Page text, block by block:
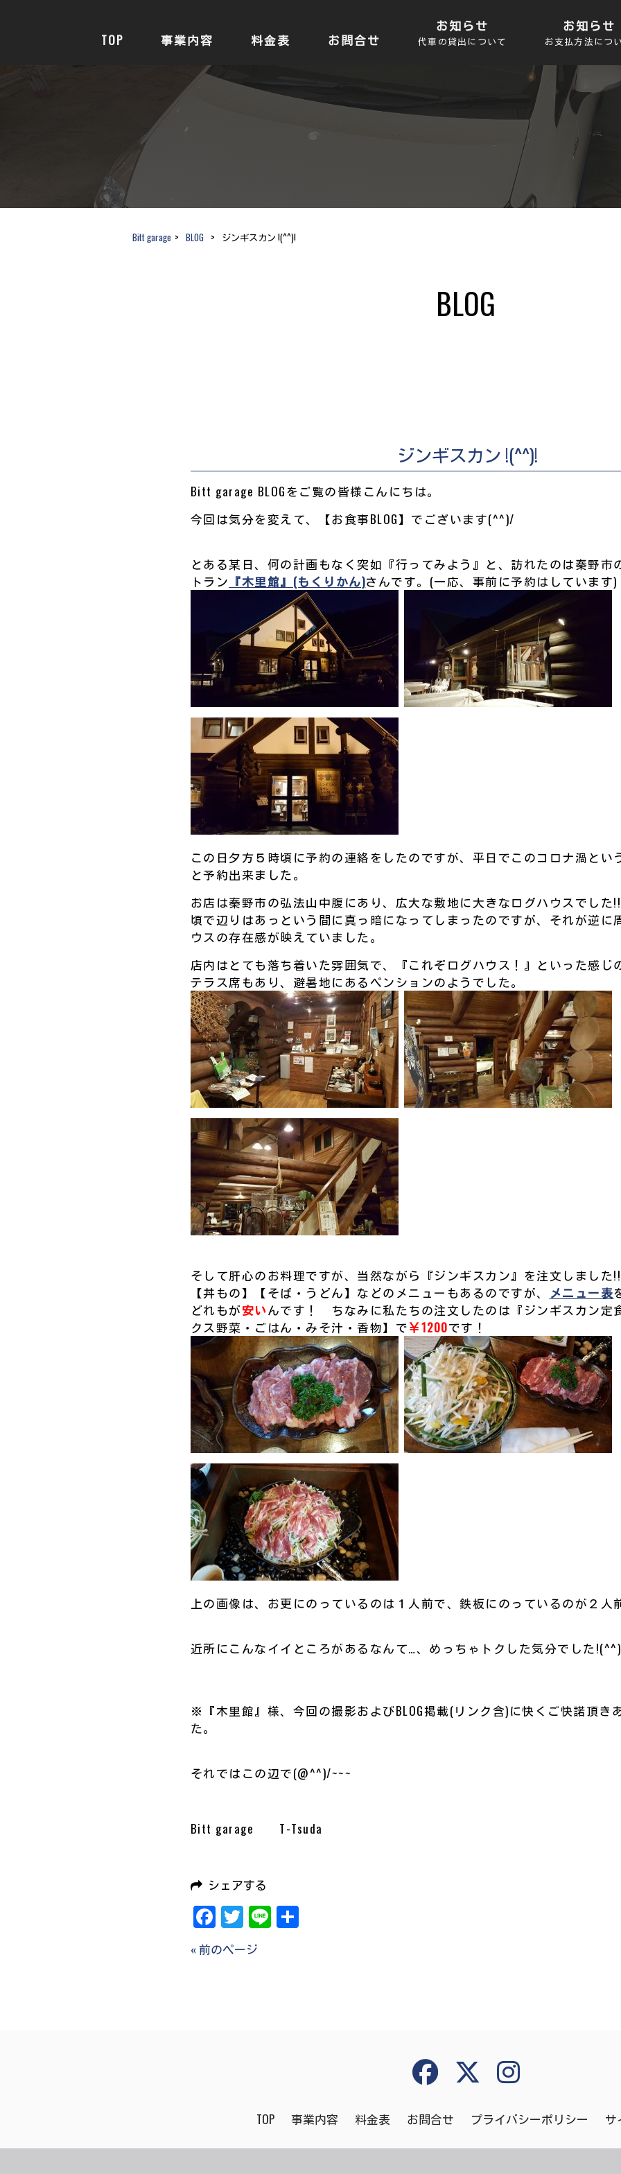
TOP 事業内容 料金表 お問合せ
お知らせ
代車の貸出について
お知らせ
お支払方法につ
Bitt garage > BLOG > ジンギスカン !(^^)!
BLOG
ジンギスカン !(^^)!
Bitt garage BLOGをご覧の皆様こんにちは。
今回は気分を変えて、【お食事BLOG】でございます(^^)/
とある某日、何の計画もなく突如『行ってみよう』と、訪れたのは秦野市
トラン 『木里館』(もくりかん)さんです。(一応、事前に予約はしています)
この日夕方５時頃に予約の連絡をしたのですが、平日でこのコロナ渦とい
と予約出来ました。
お店は秦野市の弘法山中腹にあり、広大な敷地に大きなログハウスでし
頃で辺りはあっという間に真っ暗になってしまったのですが、それが逆に
ウスの存在感が映えていました。
店内はとても落ち着いた雰囲気で、『これぞログハウス！』といった感じ
テラス席もあり、避暑地にあるペンションのようでした。
そして肝心のお料理ですが、当然ながら『ジンギスカン』を注文しました
【丼もの】【そば・うどん】などのメニューもあるのですが、 メニュー表
どれもが安いんです！ ちなみに私たちの注文したのは『ジンギスカン定
クス野菜・ごはん・みそ汁・香物】で￥1200です！
上の画像は、お更にのっているのは１人前で、鉄板にのっているのが２人
近所にこんなイイところがあるなんて…、めっちゃトクした気分でした
※『木里館』様、今回の撮影およびBLOG掲載(リンク含)に快くご快諾頂き
た。
それではこの辺で(@^^)/~~~
Bitt garage T-Tsuda
シェアする
Facebook
Twitter
Line共
« 前のページ
TOP 事業内容 料金表 お問合せ プライバシーポリシー サ